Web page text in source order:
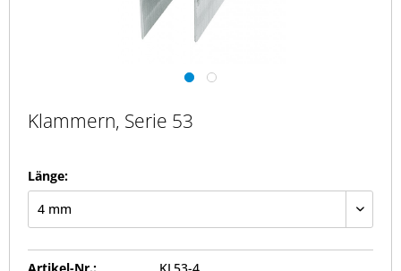
Klammern, Serie 53
Länge: